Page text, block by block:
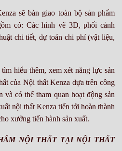
sẽ bàn giao toàn bộ sản phẩm
có: Các hình vẽ 3D, phối cảnh
chi tiết, dự toán chi phí (vật liệu,
hiểu thêm, xem xét năng lực sản
của Nội thất Kenza dựa trên công
và có thể tham quan hoạt động sản
nội thất Kenza tiến tới hoàn thành
xưởng tiến hành sản xuất.
NỘI THẤT TẠI NỘI THẤT